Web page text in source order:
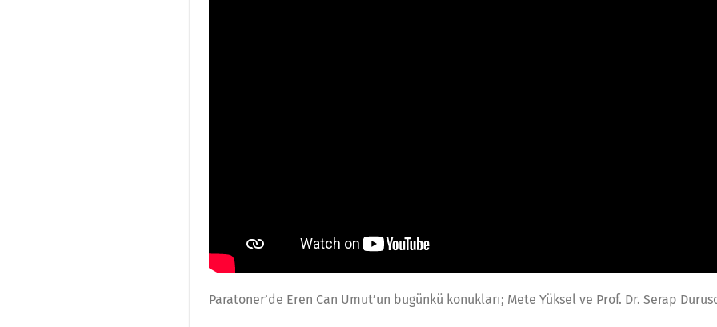
Paratoner’de Eren Can Umut’un bugünkü konukları; Mete Yüksel ve Prof. Dr. Serap